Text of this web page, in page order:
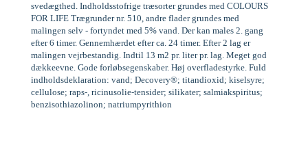
svedægthed. Indholdsstofrige træsorter grundes med COLOURS
FOR LIFE Trægrunder nr. 510, andre flader grundes med
malingen selv - fortyndet med 5% vand. Der kan males 2. gang
efter 6 timer. Gennemhærdet efter ca. 24 timer. Efter 2 lag er
malingen vejrbestandig. Indtil 13 m2 pr. liter pr. lag. Meget god
dækkeevne. Gode forløbsegenskaber. Høj overfladestyrke. Fuld
indholdsdeklaration: vand; Decovery®; titandioxid; kiselsyre;
cellulose; raps-, ricinusolie-tensider; silikater; salmiakspiritus;
benzisothiazolinon; natriumpyrithion